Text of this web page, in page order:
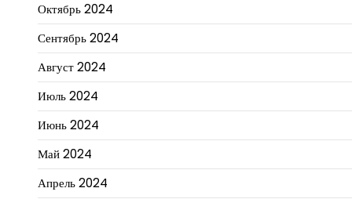
Октябрь 2024
Сентябрь 2024
Август 2024
Июль 2024
Июнь 2024
Май 2024
Апрель 2024